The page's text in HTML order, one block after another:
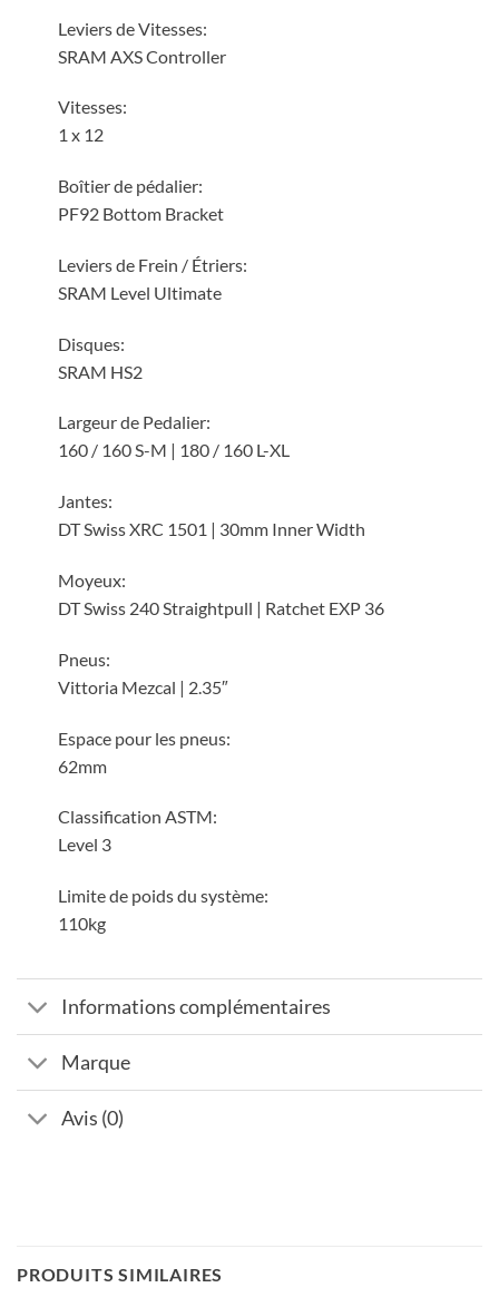
Leviers de Vitesses:
SRAM AXS Controller
Vitesses:
1 x 12
Boîtier de pédalier:
PF92 Bottom Bracket
Leviers de Frein / Étriers:
SRAM Level Ultimate
Disques:
SRAM HS2
Largeur de Pedalier:
160 / 160 S-M | 180 / 160 L-XL
Jantes:
DT Swiss XRC 1501 | 30mm Inner Width
Moyeux:
DT Swiss 240 Straightpull | Ratchet EXP 36
Pneus:
Vittoria Mezcal | 2.35″
Espace pour les pneus:
62mm
Classification ASTM:
Level 3
Limite de poids du système:
110kg
Informations complémentaires
Marque
Avis (0)
PRODUITS SIMILAIRES